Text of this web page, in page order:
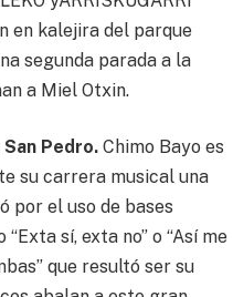
en kalejira del parque
segunda parada a la
a Miel Otxin.
Pedro. Chimo Bayo es
su carrera musical una
por el uso de bases
sí, exta no” o “Así me
que resultó ser su